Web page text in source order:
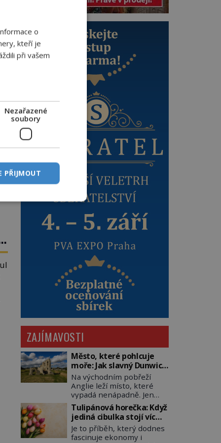
ZAJÍMAVOSTI
Město, které pohlcuje
moře: Jak slavný Dunwich
mizí pod hladinou
Na východním pobřeží
Anglie leží místo, které
vypadá nenápadně. Jen
málokdo by dnes hádal, že
právě zde kdysi stojí jeden
z nejvýznamnějších
anglických přístavů.
Středověký Dunwich
Tulipánová horečka: Když
jediná cibulka stojí víc
než honosný dům
Je to příběh, který dodnes
fascinuje ekonomy i
o
kteří je
při vašem
Nezařazené
soubory
PŘIJMOUT